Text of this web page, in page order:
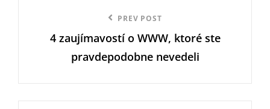
příspěvek
Post
PREV POST
4 zaujímavostí o WWW, ktoré ste
pravdepodobne nevedeli